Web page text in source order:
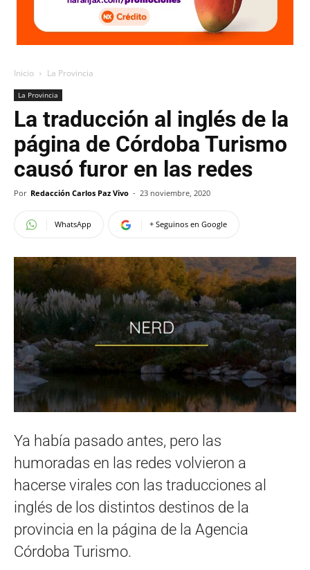
Inicio La Provincia
La Provincia
La traducción al inglés de la
página de Córdoba Turismo
causó furor en las redes
Por Redacción Carlos Paz Vivo - 23 noviembre, 2020
WhatsApp + Seguinos en Google
Ya había pasado antes, pero las
humoradas en las redes volvieron a
hacerse virales con las traducciones al
inglés de los distintos destinos de la
provincia en la página de la Agencia
Córdoba Turismo.